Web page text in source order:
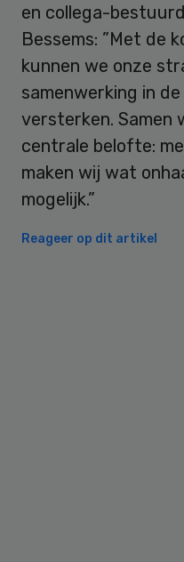
en collega-
Bessems: ”Met de
kunnen we onze
samenwerking in
versterken. Samen
centrale belofte:
maken wij wat
mogelijk.”
Reageer op dit artikel